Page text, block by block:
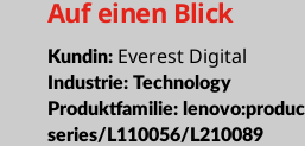
Auf einen Blick
Kundin: Everest Digital
Industrie: Technology
Produktfamilie:
series/L110056/L210089